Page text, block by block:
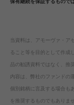
保有継続を保証するもので
当資料は、アモーヴァ・ア
ること等を目的として作成
品の勧誘資料ではなく、推
内容は、弊社のファンドの
個別銘柄に言及する場合も
を推奨するものでもありま